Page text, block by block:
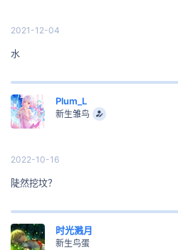
2021-12-04
水
Plum_L
新生雏鸟
2022-10-16
陡然挖坟？
时光溅月
新生鸟蛋